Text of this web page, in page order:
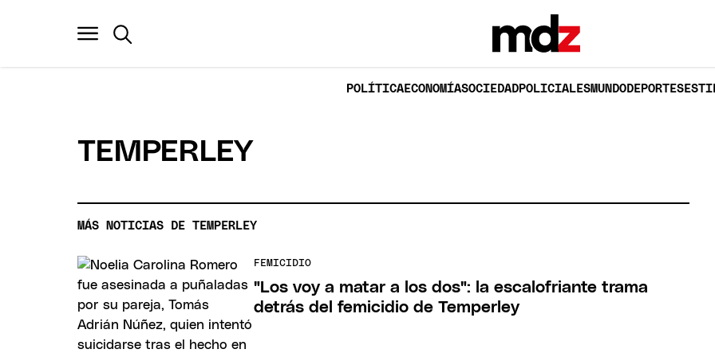
POLÍTICAECONOMÍASOCIEDADPOLICIALESMUNDODEPORTES
TEMPERLEY
MÁS NOTICIAS DE TEMPERLEY
FEMICIDIO
"Los voy a matar a los dos": la escalofriante trama
detrás del femicidio de Temperley